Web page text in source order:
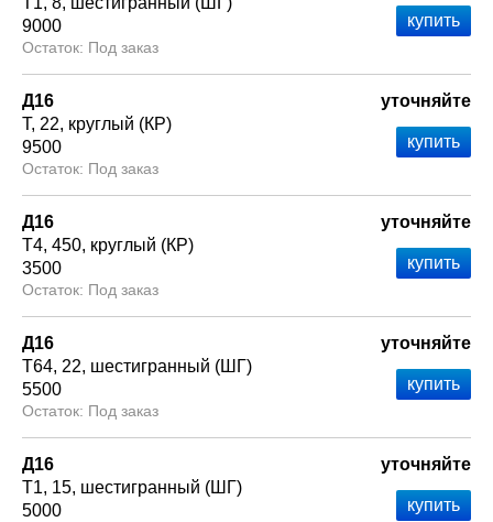
9000
Под заказ
Д16
Т 22 круглый (КР)
9500
Под заказ
уточняйте
Д16
Т4 450 круглый (КР)
3500
Под заказ
уточняйте
Д16
Т64 22 шестигранный (ШГ)
5500
Под заказ
уточняйте
Д16
Т1 15 шестигранный (ШГ)
5000
уточняйте